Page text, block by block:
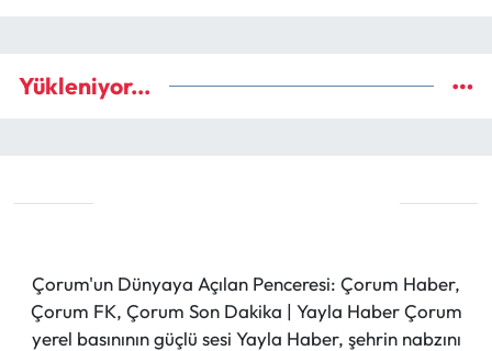
Yükleniyor...
Çorum'un Dünyaya Açılan Penceresi: Çorum Haber,
Çorum FK, Çorum Son Dakika | Yayla Haber Çorum
yerel basınının güçlü sesi Yayla Haber, şehrin nabzını